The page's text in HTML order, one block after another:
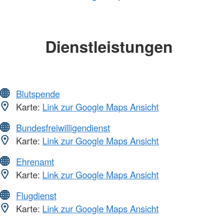
Dienstleistungen
Blutspende
Karte: Link zur Google Maps Ansicht
Bundesfreiwilligendienst
Karte: Link zur Google Maps Ansicht
Ehrenamt
Karte: Link zur Google Maps Ansicht
Flugdienst
Karte: Link zur Google Maps Ansicht